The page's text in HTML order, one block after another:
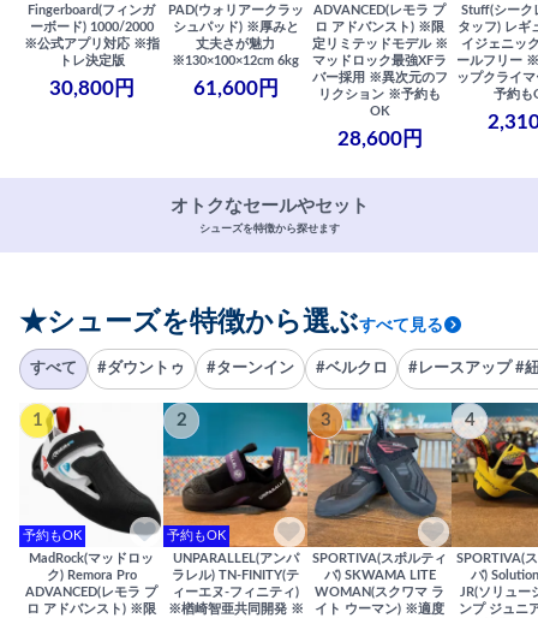
Fingerboard(フィンガ
ーボード) 1000/2000
※公式アプリ対応 ※指
トレ決定版
30,800円
PAD(ウォリアークラッ
シュパッド) ※厚みと
丈夫さが魅力
※130×100×12cm 6kg
61,600円
ADVANCED(レモラ プ
ロ アドバンスト) ※限
定リミテッドモデル ※
マッドロック最強XFラ
バー採用 ※異次元のフ
リクション ※予約も
OK
28,600円
Stuff(シーク
タッフ) レギ
イジェニッ
ールフリー
ップクライ
予約も
オトクなセールやセット
シューズを特徴から探せます
★シューズを特徴から選ぶすべて見る
すべて #ダウントゥ #ターンイン #ベルクロ #レースアップ #
1
予約もOK
MadRock(マッドロッ
ク) Remora Pro
ADVANCED(レモラ プ
ロ アドバンスト) ※限
2
予約もOK
UNPARALLEL(アンパ
ラレル) TN-FINITY(テ
ィーエヌ-フィニティ)
※楢崎智亜共同開発 ※
3
SPORTIVA(スポルティ
バ) SKWAMA LITE
WOMAN(スクワマ ラ
イト ウーマン) ※適度
4
SPORTIVA(
バ)
JR(ソリュー
ンプ ジュニ